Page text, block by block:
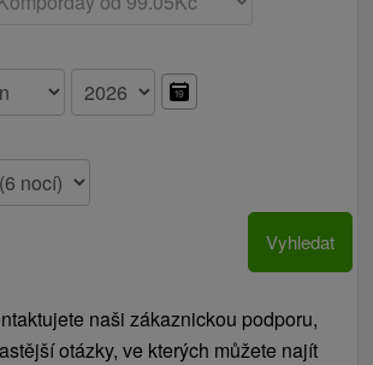
pouze v apartmánu ve formě
gauče, který je vhodný pro 2 děti
Vyhledat
naši zákaznickou podporu,
otázky, ve kterých můžete najít